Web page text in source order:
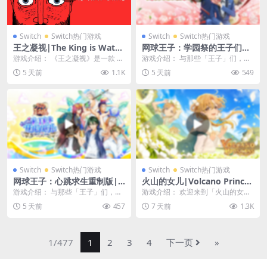
Switch Switch热门游戏
王之凝视|The King is Watch
ing中文
游戏介绍： 《王之凝视》是一款 Ro
guelite 风格的王国建造类游戏。您
需要...5 天前 1.1K
Switch Switch热门游戏
网球王子：学园祭的王子们重
制版|テニスの王子様 も～っ
と 学園祭の王子様 ♡-40 and
more…中文
游戏介绍： 与那些「王子」们，在
球场之外编织故事的恋爱冒险游
戏。 深受粉丝喜爱长...
5 天前 549
Switch Switch热门游戏
网球王子：心跳求生重制版|
テニスの王子様 ぎゅ～っと！
ドキドキサバイバル Tie brea
k ♡ game中文
游戏介绍： 与那些「王子」们，在
绝海孤岛上编织故事的恋爱冒险游
戏 深受粉丝喜爱长...
5 天前 457
Switch Switch热门游戏
火山的女儿|Volcano Princes
s中文
游戏介绍： 欢迎来到「火山的女
儿」！ 这里盛行炼金术，崇尚着骑
士精神、剑与魔法，...
7 天前 1.3K
1/477 1 2 3 4 下一页 »